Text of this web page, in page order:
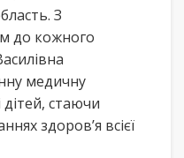
З
до кожного
медичну
стаючи
здоров’я всієї